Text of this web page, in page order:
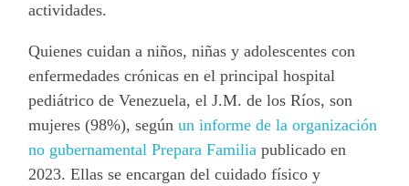
actividades.
Quienes cuidan a niños, niñas y adolescentes con
enfermedades crónicas en el principal hospital
pediátrico de Venezuela, el J.M. de los Ríos, son
mujeres (98%), segúnun informe de la organización
no gubernamental Prepara Familia publicado en
2023. Ellas se encargan del cuidado físico y